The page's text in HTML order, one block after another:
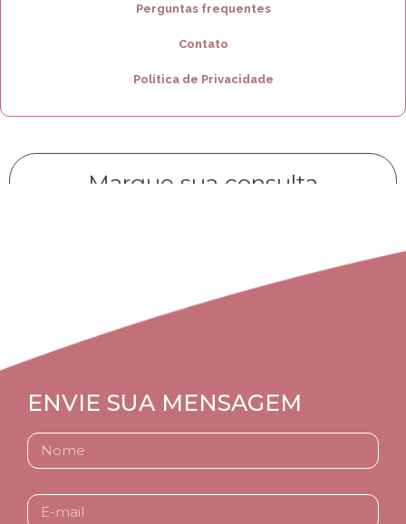
Perguntas frequentes
Contato
Política de Privacidade
Marque sua consulta
ENVIE SUA MENSAGEM